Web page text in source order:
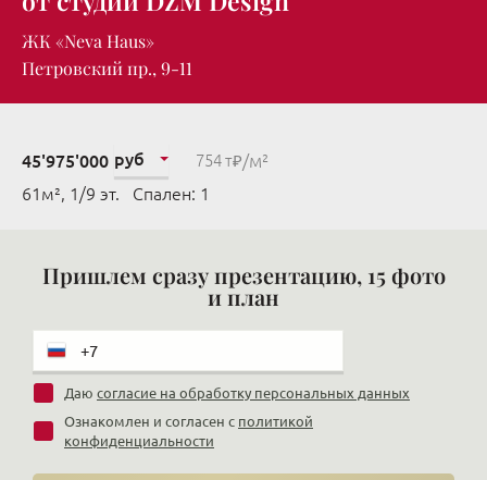
ЖК «Neva Haus»
Петровский пр., 9-11
45'975'000 руб 754 т₽/м²
61м², 1/9 эт. Cпален: 1
Пришлем сразу презентацию, 15 фото
и план
Даю согласие на обработку персональных данных
Ознакомлен и согласен с политикой
конфиденциальности